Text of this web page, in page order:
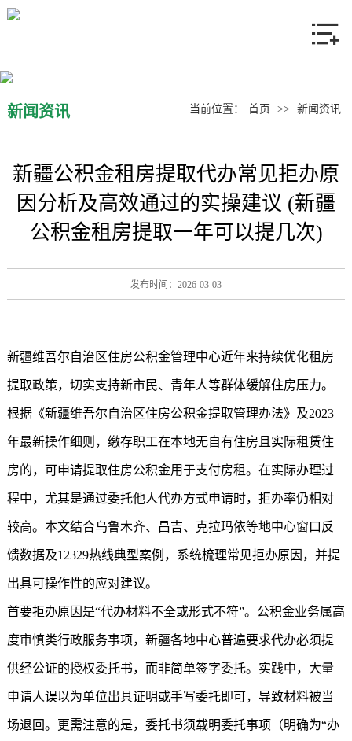
产品中心
联系我们
新闻资讯 当前位置： 首页 >> 新闻资讯
新疆公积金租房提取代办常见拒办原
因分析及高效通过的实操建议 (新疆
公积金租房提取一年可以提几次)
发布时间：2026-03-03
新疆维吾尔自治区住房公积金管理中心近年来持续优化租房
提取政策，切实支持新市民、青年人等群体缓解住房压力。
根据《新疆维吾尔自治区住房公积金提取管理办法》及2023
年最新操作细则，缴存职工在本地无自有住房且实际租赁住
房的，可申请提取住房公积金用于支付房租。在实际办理过
程中，尤其是通过委托他人代办方式申请时，拒办率仍相对
较高。本文结合乌鲁木齐、昌吉、克拉玛依等地中心窗口反
馈数据及12329热线典型案例，系统梳理常见拒办原因，并提
出具可操作性的应对建议。
首要拒办原因是“代办材料不全或形式不符”。公积金业务属高
度审慎类行政服务事项，新疆各地中心普遍要求代办必须提
供经公证的授权委托书，而非简单签字委托。实践中，大量
申请人误以为单位出具证明或手写委托即可，导致材料被当
场退回。更需注意的是，委托书须载明委托事项（明确为“办